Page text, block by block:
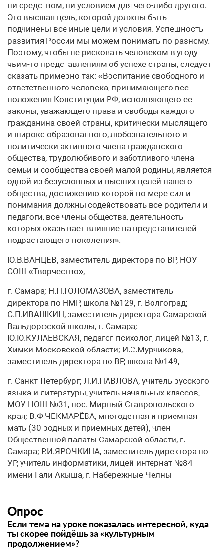
ни средством, ни условием для чего-либо другого.
Это высшая цель, которой должны быть
подчинены все иные цели и условия. Успешность
развития России мы можем понимать по-разному.
Поэтому, чтобы не рисковать человеком в угоду
чьим-то представлениям об успехе страны, следует
сказать примерно так: «Воспитание свободного и
ответственного человека, принимающего все
положения Конституции РФ, исполняющего ее
законы, уважающего права и свободы каждого
гражданина своей страны, критически мыслящего
и широко образованного, любознательного и
политически активного члена гражданского
общества, трудолюбивого и заботливого члена
семьи и сообщества своей малой родины, является
одной из безусловных и высших целей нашего
общества, достижению которой по мере сил и
понимания должны содействовать все родители и
педагоги, все члены общества, деятельность
которых оказывает влияние на представителей
подрастающего поколения».
Ю.В.ВАНЦЕВ, заместитель директора по ВР, НОУ
СОШ «Творчество»,
г. Самара; Н.П.ГОЛОМАЗОВА, заместитель
директора по НМР, школа №129, г. Волгоград;
С.П.ИВАШКИН, заместитель директора Самарской
Вальдорфской школы, г. Самара;
Ю.Ю.КУЛАЕВСКАЯ, педагог-психолог, лицей №13, г.
Химки Московской области; И.С.Мурчикова,
заместитель директора по ВР, школа №149,
г. Санкт-Петербург; Л.И.ПАВЛОВА, учитель русского
языка и литературы, учитель начальных классов,
МОУ НОШ №31, пос. Мирный Ставропольского
края; В.Ф.ЧЕКМАРЁВА, многодетная и приемная
мать (30 родных и приемных детей), член
Общественной палаты Самарской области, г.
Самара; Р.И.ЯРОЧКИНА, заместитель директора по
УР, учитель информатики, лицей-интернат №84
имени Гали Акыша, г. Набережные Челны
Опрос
Если тема на уроке показалась интересной, куда
ты скорее пойдёшь за «культурным
продолжением»?